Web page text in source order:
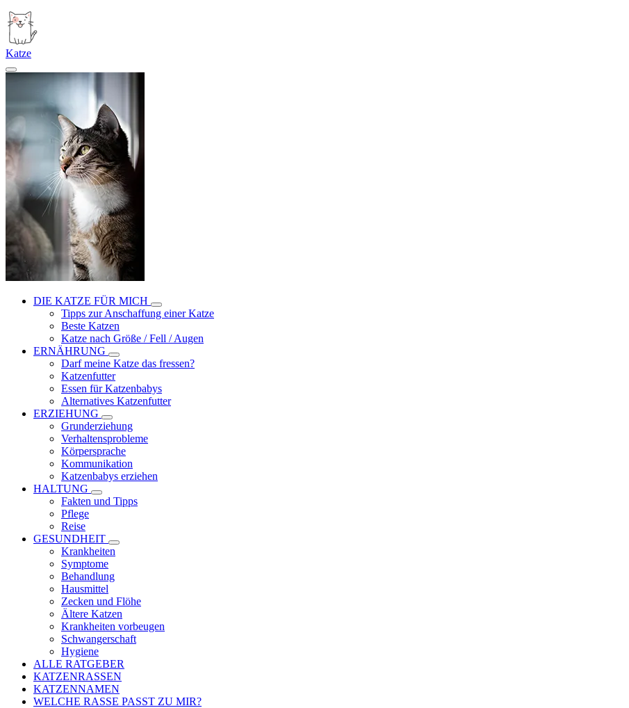
Katze
DIE KATZE FÜR MICH
Tipps zur Anschaffung einer Katze
Beste Katzen
Katze nach Größe / Fell / Augen
ERNÄHRUNG
Darf meine Katze das fressen?
Katzenfutter
Essen für Katzenbabys
Alternatives Katzenfutter
ERZIEHUNG
Grunderziehung
Verhaltensprobleme
Körpersprache
Kommunikation
Katzenbabys erziehen
HALTUNG
Fakten und Tipps
Pflege
Reise
GESUNDHEIT
Krankheiten
Symptome
Behandlung
Hausmittel
Zecken und Flöhe
Ältere Katzen
Krankheiten vorbeugen
Schwangerschaft
Hygiene
ALLE RATGEBER
KATZENRASSEN
KATZENNAMEN
WELCHE RASSE PASST ZU MIR?